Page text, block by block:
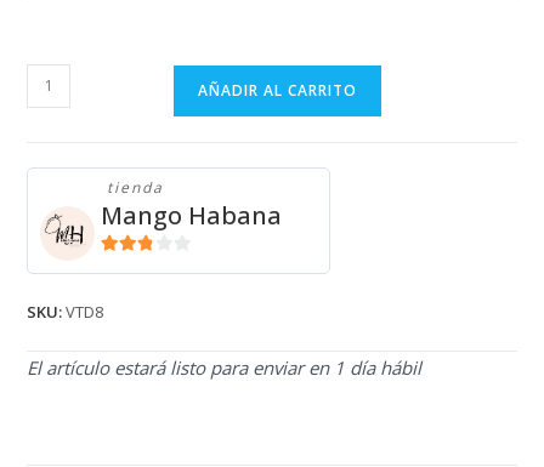
VESTIDO
VERDE
FLORES
AMARILLAS
VTD8
cantidad
AÑADIR AL CARRITO
tienda
Mango Habana
SKU:VTD8
El artículo estará listo para enviar en 1 día hábil